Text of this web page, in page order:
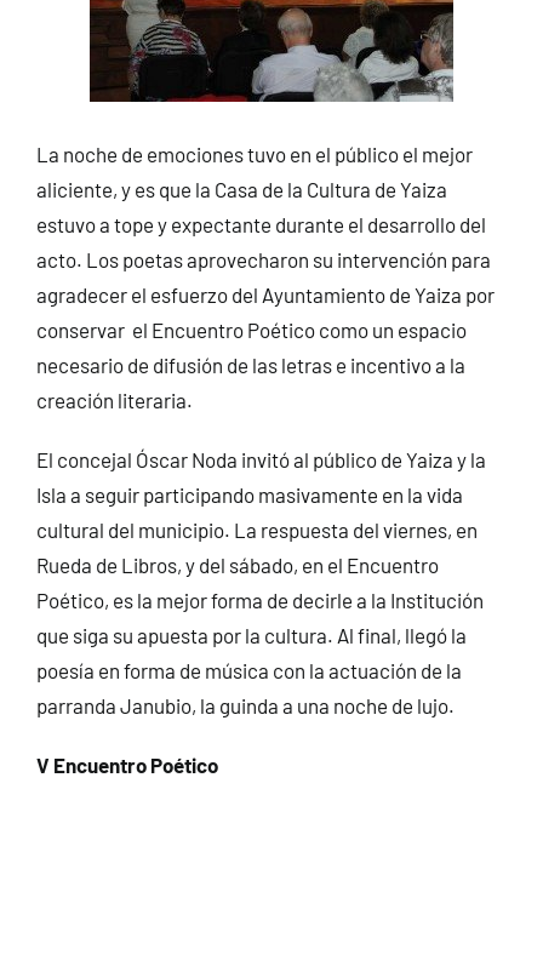
La noche de emociones tuvo en el público el mejor
aliciente, y es que la Casa de la Cultura de Yaiza
estuvo a tope y expectante durante el desarrollo del
acto. Los poetas aprovecharon su intervención para
agradecer el esfuerzo del Ayuntamiento de Yaiza por
conservar el Encuentro Poético como un espacio
necesario de difusión de las letras e incentivo a la
creación literaria.
El concejal Óscar Noda invitó al público de Yaiza y la
Isla a seguir participando masivamente en la vida
cultural del municipio. La respuesta del viernes, en
Rueda de Libros, y del sábado, en el Encuentro
Poético, es la mejor forma de decirle a la Institución
que siga su apuesta por la cultura. Al final, llegó la
poesía en forma de música con la actuación de la
parranda Janubio, la guinda a una noche de lujo.
V Encuentro Poético